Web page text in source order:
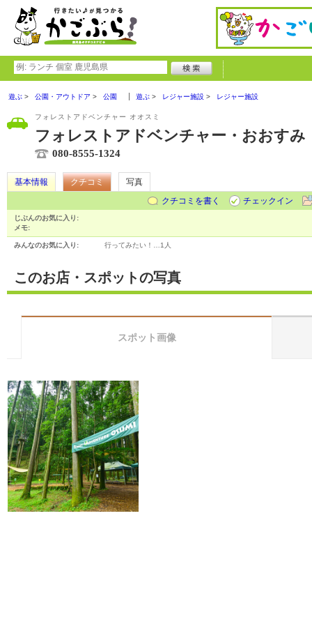
遊ぶ 公園・アウトドア 公園 遊ぶ レジャー施設 レジャー施設
フォレストアドベンチャー オオスミ
フォレストアドベンチャー・おおすみ
080-8555-1324
基本情報 クチコミ
写真
クチコミを書く
チェックイン
じぶんのお気に入り:
メモ:
みんなのお気に入り: 行ってみたい！… 1人
このお店・スポットの写真
スポット画像